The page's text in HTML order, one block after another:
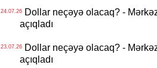
24.07.26Dollar neçəyə olacaq? -
açıqladı
23.07.26Dollar neçəyə olacaq? -
açıqladı